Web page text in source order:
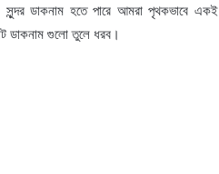
ডাকনাম হতে পারে আমরা পৃথকভাবে একই
ডাকনাম গুলো তুলে ধরব।